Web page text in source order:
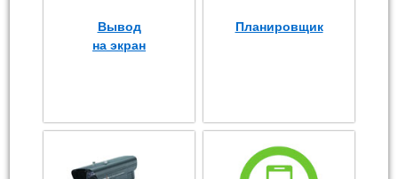
Вывод
на экран
Планировщик